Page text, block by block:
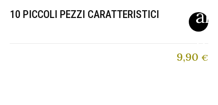
10 PICCOLI PEZZI CARATTERISTICI
9,90 €